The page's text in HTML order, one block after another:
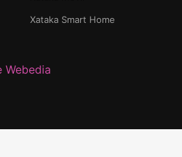
Xataka Smart Home
Webedia